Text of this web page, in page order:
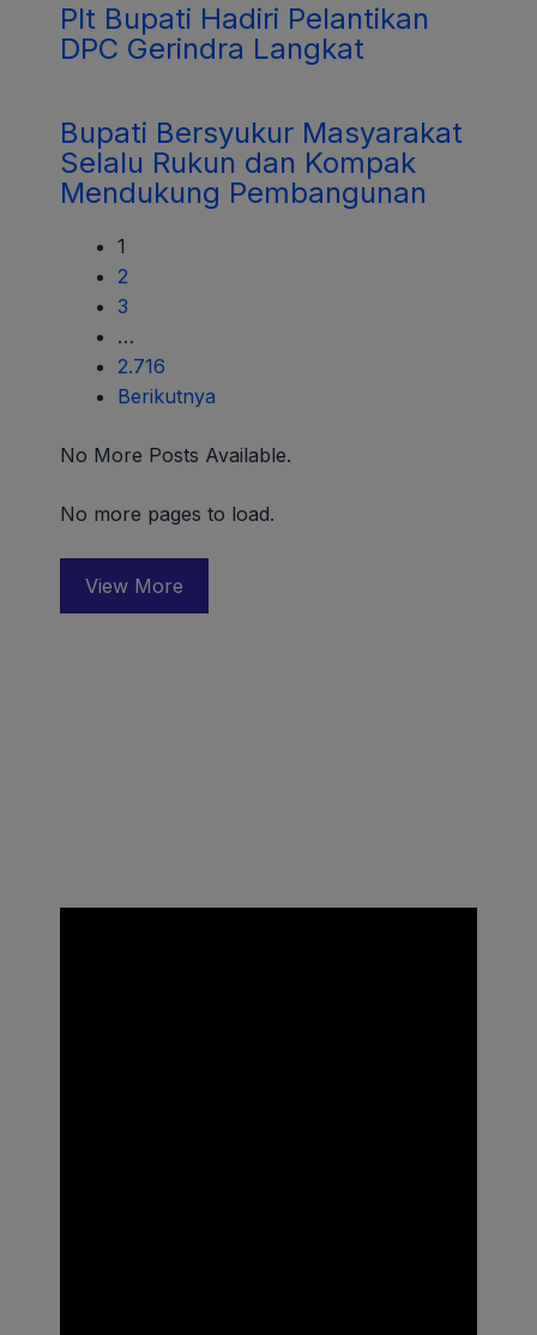
Plt Bupati Hadiri Pelantikan
DPC Gerindra Langkat
Bupati Bersyukur Masyarakat
Selalu Rukun dan Kompak
Mendukung Pembangunan
1
2
3
…
2.716
Berikutnya
No More Posts Available.
No more pages to load.
View More